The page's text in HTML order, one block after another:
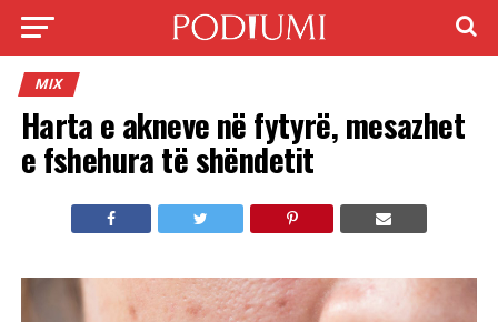
MIX
Harta e akneve në fytyrë, mesazhet
e fshehura të shëndetit